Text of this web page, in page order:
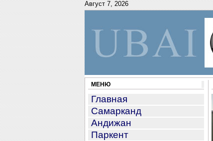
Август 7, 2026
МЕНЮ
Главная
Самарканд
Андижан
Паркент